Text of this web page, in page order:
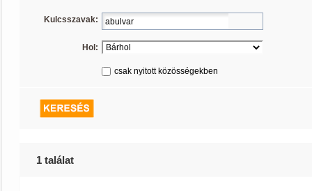
Kulcsszavak:
Hol:
csak nyitott közösségekben
1 találat